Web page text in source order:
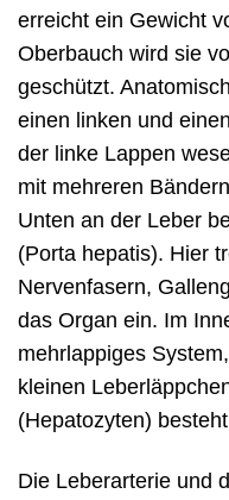
erreicht ein Gewicht
Oberbauch wird sie
geschützt.
einen linken und
der linke Lappen
mit mehreren
Unten an der Leber
(Porta hepatis). Hier
Nervenfasern,
das Organ ein. Im
mehrlappiges
kleinen
(Hepatozyten)
Die Leberarterie und